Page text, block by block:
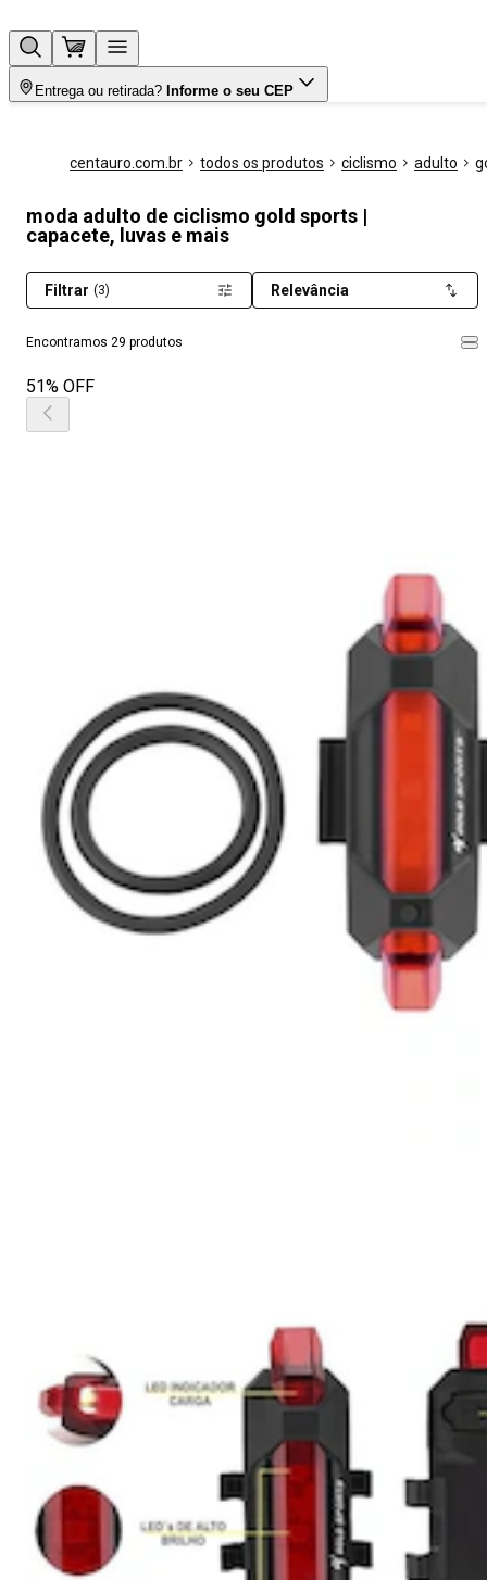
Entrega ou retirada? Informe o seu CEP
centauro.com.br todos os produtos ciclismo adulto
moda adulto de ciclismo gold sports |
capacete, luvas e mais
Encontramos 29 produtos
Filtrar (3) Relevância
51% OFF